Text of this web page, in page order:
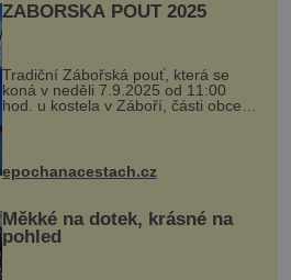
ZÁBOŘSKÁ POUŤ 2025
Tradiční Zábořská pouť, která se
koná v neděli 7.9.2025 od 11:00
hod. u kostela v Záboří, části obce
Kly u Mělníka. V programu naleznete
komentovanou prohlídku kostela,
epochanacestach.cz
Měkké na dotek, krásné na
pohled